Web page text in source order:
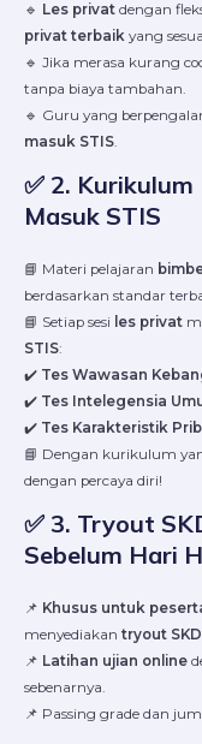
🔹 Les privat dengan
privat terbaik yang
🔹 Jika merasa kurang
tanpa biaya tambahan.
🔹 Guru yang
masuk STIS.
✅ 2. Kurikulum
Masuk STIS
📘 Materi pelajaran
berdasarkan standar
📘 Setiap sesi les privat
STIS:
✔️ Tes Wawasan
✔️ Tes Intelegensia
✔️ Tes Karakteristik
📘 Dengan kurikulum
dengan percaya diri!
✅ 3. Tryout
Sebelum Hari
📌 Khusus untuk
menyediakan tryout
📌 Latihan ujian online
sebenarnya.
📌 Passing grade dan